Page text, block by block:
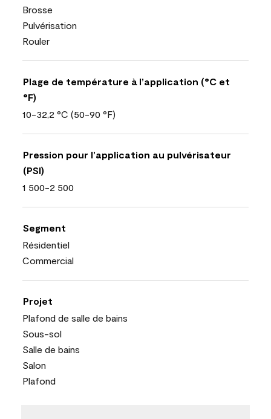
Brosse
Pulvérisation
Rouler
Plage de température à l’application (°C et
°F)
10-32,2 °C (50-90 °F)
Pression pour l’application au pulvérisateur
(PSI)
1 500-2 500
Segment
Résidentiel
Commercial
Projet
Plafond de salle de bains
Sous-sol
Salle de bains
Salon
Plafond